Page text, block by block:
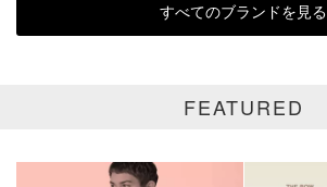
再入荷 新着
すべてのブランドを見る
FEATURED